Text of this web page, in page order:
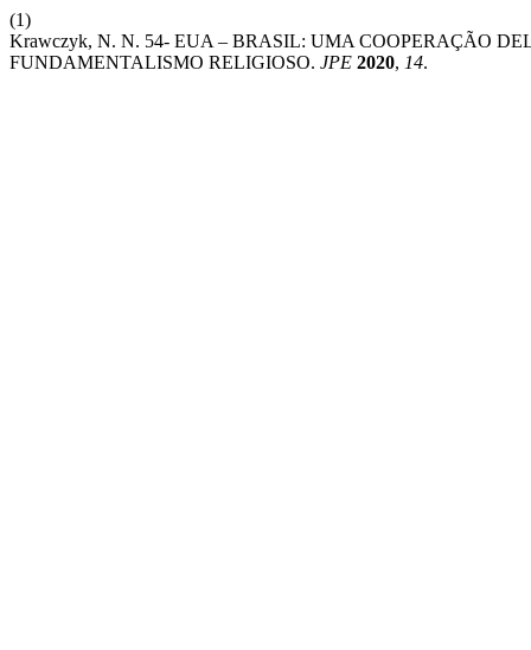
(1)
Krawczyk, N. N. 54- EUA – BRASIL: UMA COOPERAÇÃO
FUNDAMENTALISMO RELIGIOSO. JPE 2020, 14.